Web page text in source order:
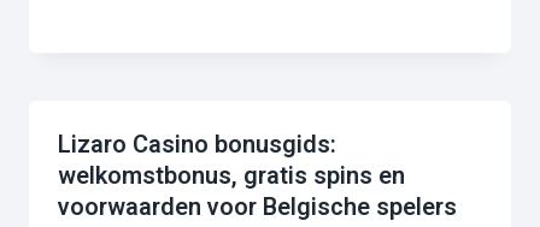
Lizaro Casino bonusgids:
welkomstbonus, gratis spins en
voorwaarden voor Belgische spelers